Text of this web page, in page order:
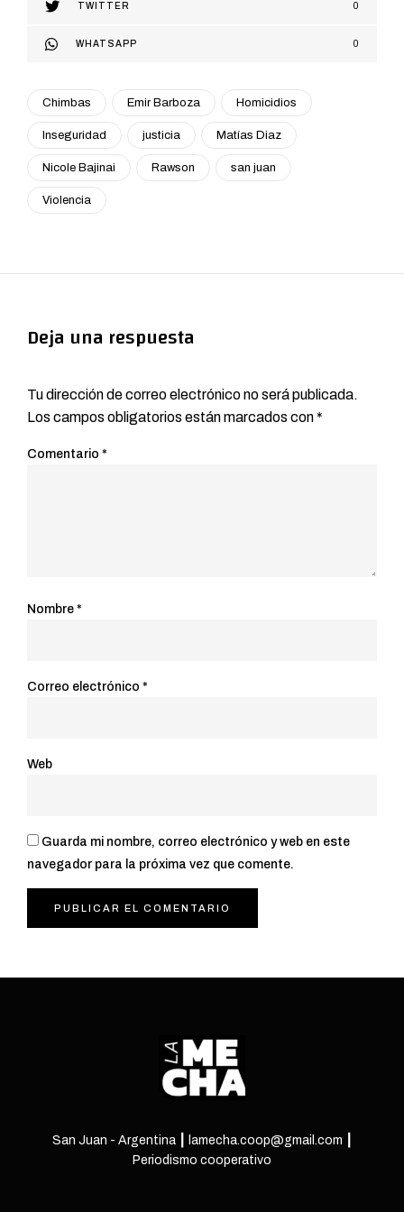
TWITTER 0
WHATSAPP 0
Chimbas Emir Barboza Homicidios
Inseguridad justicia Matías Diaz
Nicole Bajinai Rawson san juan
Violencia
Deja una respuesta
Tu dirección de correo electrónico no será publicada.
Los campos obligatorios están marcados con*
Comentario *
Nombre *
Correo electrónico *
Web
Guarda mi nombre, correo electrónico y web en este
navegador para la próxima vez que comente.
San Juan - Argentina ┃ lamecha.coop@gmail.com ┃
Periodismo cooperativo